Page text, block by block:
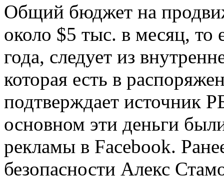
Общий бюджет на
около $5 тыс. в месяц, то
года, следует из
которая есть в
подтверждает источник
основном эти деньги
рекламы в Facebook.
безопасности Алекс